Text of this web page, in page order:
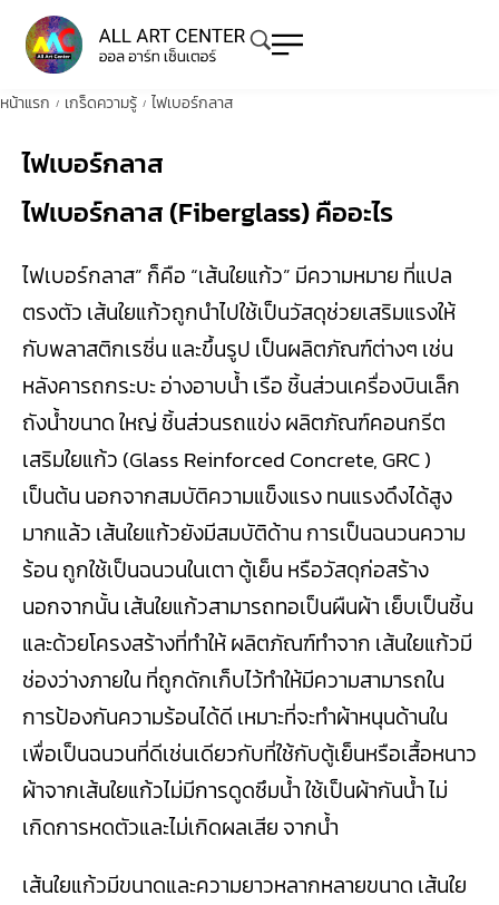
หน้าแรก / เกร็ดความรู้ / ไฟเบอร์กลาส
ไฟเบอร์กลาส
ไฟเบอร์กลาส (Fiberglass) คืออะไร
ไฟเบอร์กลาส” ก็คือ “เส้นใยแก้ว” มีความหมาย ที่แปล
ตรงตัว เส้นใยแก้วถูกนำไปใช้เป็นวัสดุช่วยเสริมแรงให้
กับพลาสติกเรซิ่น และขึ้นรูป เป็นผลิตภัณฑ์ต่างๆ เช่น
หลังคารถกระบะ อ่างอาบน้ำ เรือ ชิ้นส่วนเครื่องบินเล็ก
ถังน้ำขนาด ใหญ่ ชิ้นส่วนรถแข่ง ผลิตภัณฑ์คอนกรีต
เสริมใยแก้ว (Glass Reinforced Concrete, GRC )
เป็นต้น นอกจากสมบัติความแข็งแรง ทนแรงดึงได้สูง
มากแล้ว เส้นใยแก้วยังมีสมบัติด้าน การเป็นฉนวนความ
ร้อน ถูกใช้เป็นฉนวนในเตา ตู้เย็น หรือวัสดุก่อสร้าง
นอกจากนั้น เส้นใยแก้วสามารถทอเป็นผืนผ้า เย็บเป็นชิ้น
และด้วยโครงสร้างที่ทำให้ ผลิตภัณฑ์ทำจาก เส้นใยแก้วมี
ช่องว่างภายใน ที่ถูกดักเก็บไว้ทำให้มีความสามารถใน
การป้องกันความร้อนได้ดี เหมาะที่จะทำผ้าหนุนด้านใน
เพื่อเป็นฉนวนที่ดีเช่นเดียวกับที่ใช้กับตู้เย็นหรือเสื้อหนาว
ผ้าจากเส้นใยแก้วไม่มีการดูดซึมน้ำ ใช้เป็นผ้ากันน้ำ ไม่
เกิดการหดตัวและไม่เกิดผลเสีย จากน้ำ
เส้นใยแก้วมีขนาดและความยาวหลากหลายขนาด เส้นใย